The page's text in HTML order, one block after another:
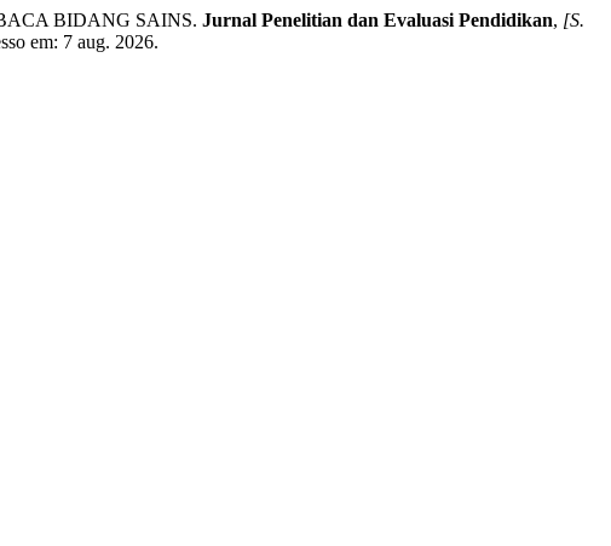
BIDANG SAINS. Jurnal Penelitian dan Evaluasi Pendidikan, [S.
em: 7 aug. 2026.